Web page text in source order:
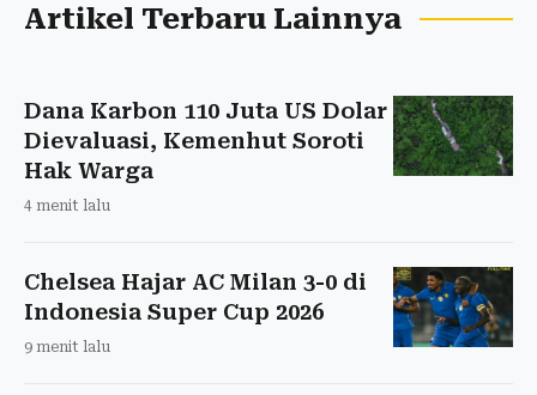
Artikel Terbaru Lainnya
Dana Karbon 110 Juta US Dolar
Dievaluasi, Kemenhut Soroti
Hak Warga
4 menit lalu
Chelsea Hajar AC Milan 3-0 di
Indonesia Super Cup 2026
9 menit lalu